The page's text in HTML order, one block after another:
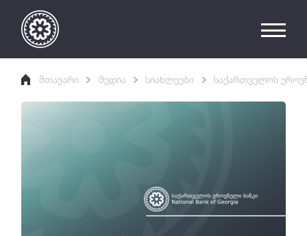
მთავარი მედია სიახლეები საქართველოს